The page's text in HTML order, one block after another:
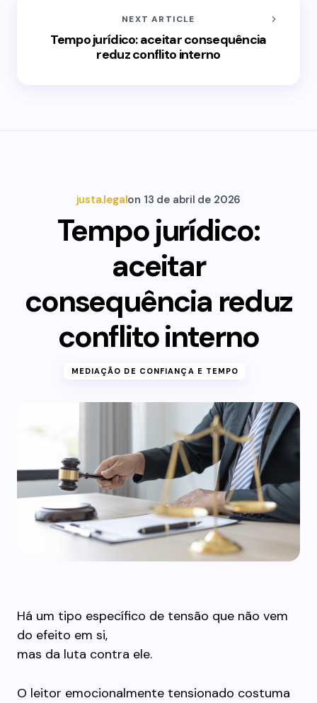
NEXT ARTICLE
Tempo jurídico: aceitar consequência
reduz conflito interno
justa.legalon 13 de abril de 2026
Tempo jurídico:
aceitar
consequência reduz
conflito interno
MEDIAÇÃO DE CONFIANÇA E TEMPO
Há um tipo específico de tensão que não vem
do efeito em si,
mas da luta contra ele.
O leitor emocionalmente tensionado costuma